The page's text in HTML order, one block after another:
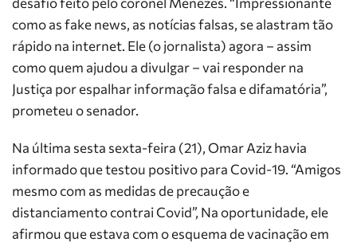
como as fake news, as notícias falsas, se alastram tão
rápido na internet. Ele (o jornalista) agora – assim
como quem ajudou a divulgar – vai responder na
Justiça por espalhar informação falsa e difamatória”,
prometeu o senador.
Na última sesta sexta-feira (21), Omar Aziz havia
informado que testou positivo para Covid-19. “Amigos
mesmo com as medidas de precaução e
distanciamento contrai Covid”, Na oportunidade, ele
afirmou que estava com o esquema de vacinação em